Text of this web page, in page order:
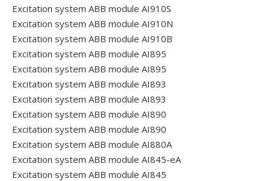
Excitation system ABB module AI910S
Excitation system ABB module AI910N
Excitation system ABB module AI910B
Excitation system ABB module AI895
Excitation system ABB module AI895
Excitation system ABB module AI893
Excitation system ABB module AI893
Excitation system ABB module AI890
Excitation system ABB module AI890
Excitation system ABB module AI880A
Excitation system ABB module AI845-eA
Excitation system ABB module AI845